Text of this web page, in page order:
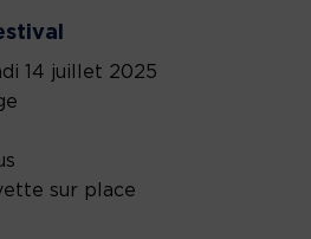
14 juillet 2025
sur place